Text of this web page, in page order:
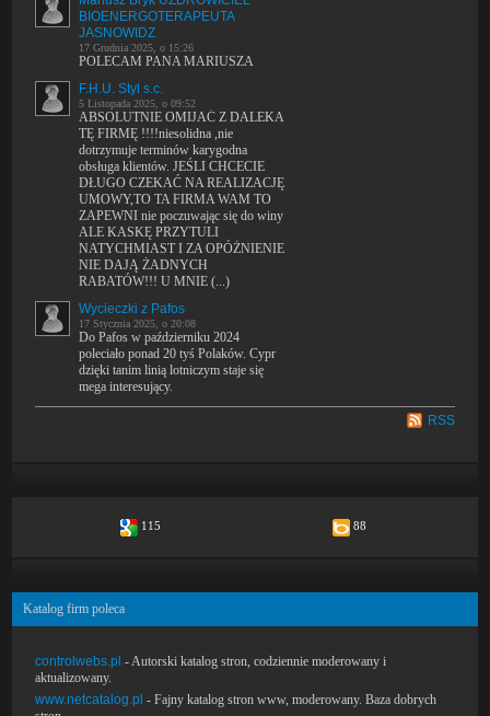
BIOENERGOTERAPEUTA
JASNOWIDZ
17 Grudnia 2025, o 15:26
POLECAM PANA MARIUSZA
F.H.U. Styl s.c.
5 Listopada 2025, o 09:52
ABSOLUTNIE OMIJAĆ Z DALEKA
TĘ FIRMĘ !!!!niesolidna ,nie
dotrzymuje terminów karygodna
obsługa klientów. JEŚLI CHCECIE
DŁUGO CZEKAĆ NA REALIZACJĘ
UMOWY,TO TA FIRMA WAM TO
ZAPEWNI nie poczuwając się do winy
ALE KASKĘ PRZYTULI
NATYCHMIAST I ZA OPÓŻNIENIE
NIE DAJĄ ŻADNYCH
RABATÓW!!! U MNIE (...)
Wycieczki z Pafos
17 Stycznia 2025, o 20:08
Do Pafos w październiku 2024
poleciało ponad 20 tyś Polaków. Cypr
dzięki tanim linią lotniczym staje się
mega interesujący.
RSS
115 88
Katalog firm poleca
controlwebs.pl - Autorski katalog stron, codziennie moderowany i
aktualizowany.
www.netcatalog.pl - Fajny katalog stron www, moderowany. Baza dobrych